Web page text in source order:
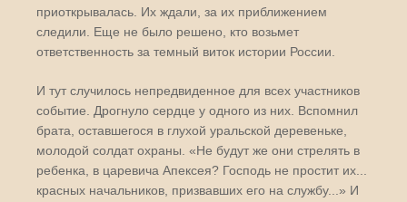
приоткрывалась. Их ждали, за их приближением
следили. Еще не было решено, кто возьмет
ответственность за темный виток истории России.
И тут случилось непредвиденное для всех участников
событие. Дрогнуло сердце у одного из них. Вспомнил
брата, оставшегося в глухой уральской деревеньке,
молодой солдат охраны. «Не будут же они стрелять в
ребенка, в царевича Апексея? Господь не простит их...
красных начальников, призвавших его на службу...» И